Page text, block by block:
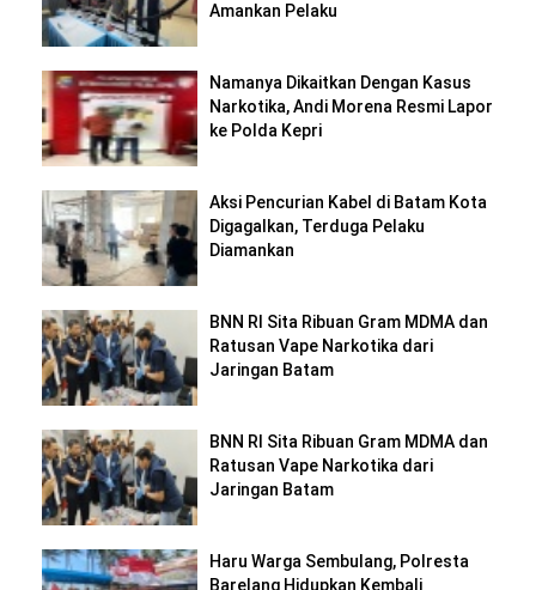
Amankan Pelaku
Namanya Dikaitkan Dengan Kasus
Narkotika, Andi Morena Resmi Lapor
ke Polda Kepri
Aksi Pencurian Kabel di Batam Kota
Digagalkan, Terduga Pelaku
Diamankan
BNN RI Sita Ribuan Gram MDMA dan
Ratusan Vape Narkotika dari
Jaringan Batam
BNN RI Sita Ribuan Gram MDMA dan
Ratusan Vape Narkotika dari
Jaringan Batam
Haru Warga Sembulang, Polresta
Barelang Hidupkan Kembali